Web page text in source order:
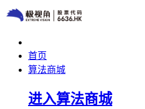
首页
算法商城
进入算法商城